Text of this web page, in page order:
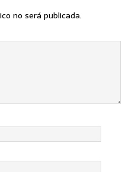
no será publicada.